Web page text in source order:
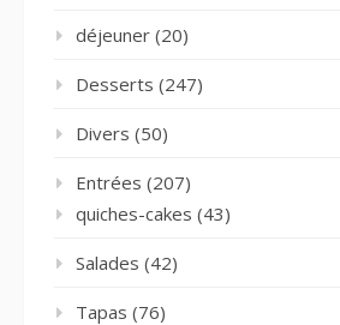
déjeuner (20)
Desserts (247)
Divers (50)
Entrées (207)
quiches-cakes (43)
Salades (42)
Tapas (76)